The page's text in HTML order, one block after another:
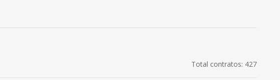
Total contratos: 427